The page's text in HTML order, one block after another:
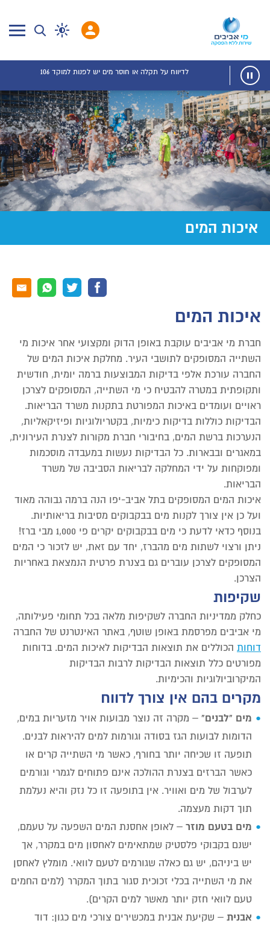
לדיווח על תקלה או חוסר מים יש לפנות למוקד 106
איכות המים
איכות המים
חברת מי אביבים עוקבת באופן הדוק ומקצועי אחר איכות מי
השתייה המסופקים לתושבי העיר. מחלקת איכות המים של
החברה עורכת אלפי בדיקות המבוצעות ברמה יומית, חודשית
ותקופתית במטרה להבטיח כי מי השתייה, המסופקים לצרכן
ראויים ועומדים באיכות המפורטת בתקנות משרד הבריאות.
הבדיקות כוללות בדיקות כימיות, בקטריולוגיות ופיזיקאליות,
הנערכות ברשת המים, בחיבורי חברת מקורות לצנרת העירונית,
במאגרים ובבארות. כל הבדיקות נעשות במעבדה מוסכמות
ומפוקחות על ידי המחלקה לבריאות הסביבה של משרד
הבריאות.
איכות המים המסופקים בתל אביב-יפו הנה ברמה גבוהה מאוד
ועל כן אין צורך לקנות מים בבקבוקים מסיבות בריאותיות.
בנוסף כדאי לדעת כי מים בבקבוקים יקרים פי 1,000 מבי ברז!
ניתן ורצוי לשתות מים מהברז, יחד עם זאת, יש לזכור כי המים
המסופקים לצרכן עוברים גם בצנרת פרטית הנמצאת באחריות
הצרכן.
שקיפות
כחלק ממדיניות החברה לשקיפות מלאה בכל תחומי פעילותה,
מי אביבים מפרסמת באופן שוטף, באתר האינטרנט של החברה
דוחות הכוללים את תוצאות הבדיקות לאיכות המים. בדוחות
מפורטים כלל תוצאות הבדיקות לרבות הבדיקות
המיקרוביולוגיות והכימיות.
מקרים בהם אין צורך לדווח
מים "לבנים" – מקרה זה נוצר מבועות אויר מזעריות במים,
הדומות לבועות הגז בסודה וגורמות למים להיראות לבנים.
תופעה זו שכיחה יותר בחורף, כאשר מי השתייה קרים או
כאשר הברזים בצנרת ההולכה אינם פתוחים לגמרי וגורמים
לערבול של מים ואוויר. אין בתופעה זו כל נזק והיא נעלמת
תוך דקות מעצמה.
מים בטעם מוזר – לאופן אחסנת המים השפעה על טעמם,
ישנם בקבוקי פלסטיק שמתאימים לאחסון מים במקרר, אך
יש ביניהם, יש גם כאלה שגורמים לטעם לוואי. מומלץ לאחסן
את מי השתייה בכלי זכוכית סגור בתוך המקרר (למים החמים
טעם לוואי חזק יותר מאשר למים הקרים).
אבנית – שקיעת אבנית במכשירים צורכי מים כגון: דוד